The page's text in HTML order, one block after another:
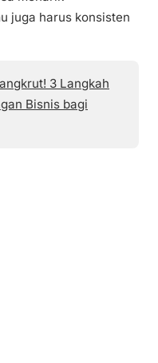
juga harus konsisten
3 Langkah
Bisnis bagi